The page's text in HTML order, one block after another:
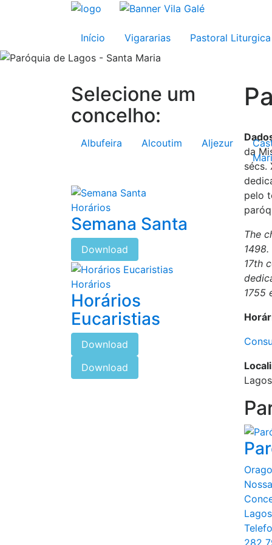
Início Vigararias Pastoral Liturgica
da
sécs.
pelo
The
17th
1755
Lagos
282
Selecione um
concelho:
Albufeira Alcoutim Aljezur
Horários
Semana Santa
Download
Horários
Horários
Eucaristias
Download
Download